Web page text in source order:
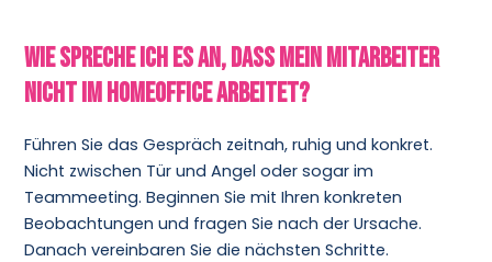
Wie spreche ich es an, dass mein Mitarbeiter
nicht im Homeoffice arbeitet?
Führen Sie das Gespräch zeitnah, ruhig und konkret.
Nicht zwischen Tür und Angel oder sogar im
Teammeeting. Beginnen Sie mit Ihren konkreten
Beobachtungen und fragen Sie nach der Ursache.
Danach vereinbaren Sie die nächsten Schritte.